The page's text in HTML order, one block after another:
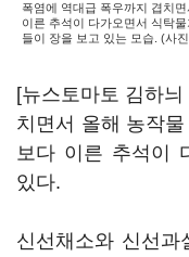
폭염에 역대급 폭우까지 겹치
이른 추석이 다가오면서 식탁
들이 장을 보고 있는 모습. (사
[뉴스토마토 김하
치면서 올해 농작
보다 이른 추석이
있다.
신선채소와 신선